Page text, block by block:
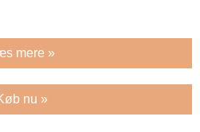
mere »
nu »